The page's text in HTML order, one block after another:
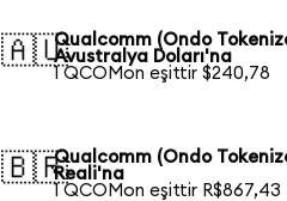
🇦🇺Qualcomm (Ondo
Avustralya Doları'na
1 QCOMon eşittir $240,78
🇧🇷Qualcomm (Ondo
Reali'na
1 QCOMon eşittir R$867,43